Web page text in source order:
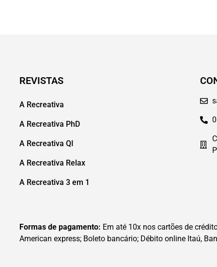
REVISTAS
A Recreativa
A Recreativa PhD
A Recreativa QI
A Recreativa Relax
A Recreativa 3 em 1
Formas de pagamento: Em até 10x nos cartões de
American express; Boleto bancário; Débito online Itaú,